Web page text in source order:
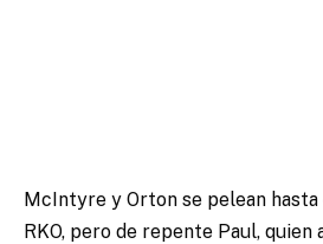
McIntyre y Orton se pelean
RKO, pero de repente Paul, quien